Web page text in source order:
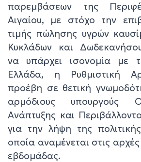
παρεμβάσεων της
Αιγαίου, με στόχο την
τιμής πώλησης υγρών
Κυκλάδων και
να υπάρχει ισονομία με
Ελλάδα, η Ρυθμιστική
προέβη σε θετική
αρμόδιους υπουργούς
Ανάπτυξης και
για την λήψη της
οποία αναμένεται στις
εβδομάδας.